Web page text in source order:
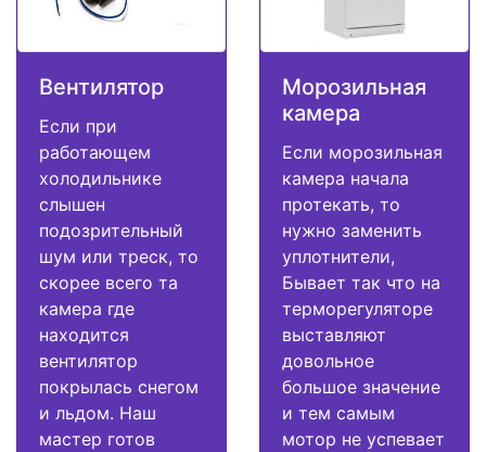
Вентилятор
Если при
работающем
холодильнике
слышен
подозрительный
шум или треск, то
скорее всего та
камера где
находится
вентилятор
покрылась снегом
и льдом. Наш
мастер готов
Морозильная
камера
Если морозильная
камера начала
протекать, то
нужно заменить
уплотнители,
Бывает так что на
терморегуляторе
выставляют
довольное
большое значение
и тем самым
мотор не успевает